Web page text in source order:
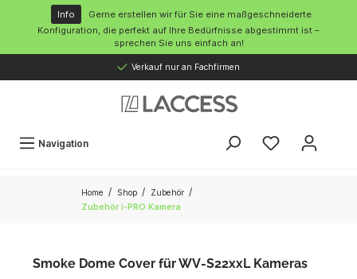
springen
Info
Gerne erstellen wir für Sie eine maßgeschneiderte
Konfiguration, die perfekt auf Ihre Bedürfnisse abgestimmt ist –
sprechen Sie uns einfach an!
Verkauf nur an Fachfirmen
Navigation
Home / Shop / Zubehör /
Zubehör i-PRO Kamera
Smoke Dome Cover für WV-S22xxL Kameras